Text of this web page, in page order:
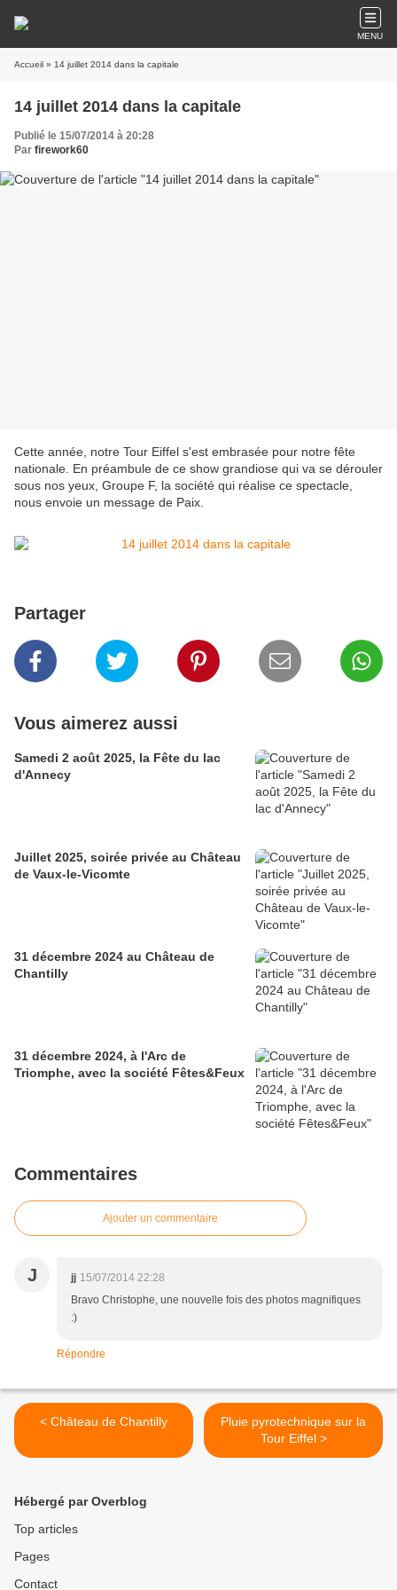
MENU
Accueil » 14 juillet 2014 dans la capitale
14 juillet 2014 dans la capitale
Publié le 15/07/2014 à 20:28
Par firework60
Cette année, notre Tour Eiffel s'est embrasée pour notre fête
nationale. En préambule de ce show grandiose qui va se dérouler
sous nos yeux, Groupe F, la société qui réalise ce spectacle,
nous envoie un message de Paix.
Partager
Vous aimerez aussi
Samedi 2 août 2025, la Fête du lac
d'Annecy
Juillet 2025, soirée privée au Château
de Vaux-le-Vicomte
31 décembre 2024 au Château de
Chantilly
31 décembre 2024, à l'Arc de
Triomphe, avec la société Fêtes&Feux
Commentaires
Ajouter un commentaire
J jj 15/07/2014 22:28
Bravo Christophe, une nouvelle fois des photos magnifiques
:)
Répondre
< Château de Chantilly
Pluie pyrotechnique sur la
Tour Eiffel >
Hébergé par Overblog
Top articles
Pages
Contact